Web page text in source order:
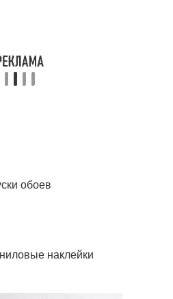
обоев
наклейки